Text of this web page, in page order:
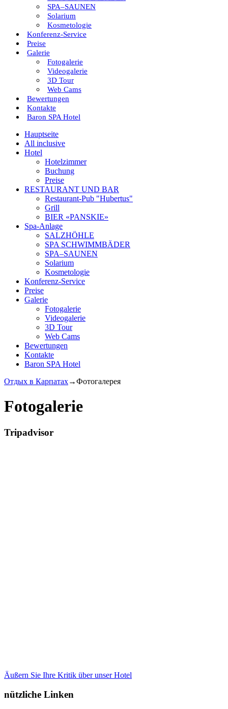
SPA–SAUNEN
Solarium
Kosmetologie
Konferenz-Service
Preise
Galerie
Fotogalerie
Videogalerie
3D Tour
Web Cams
Bewertungen
Kontakte
Baron SPA Hotel
Hauptseite
All inclusive
Hotel
Hotelzimmer
Buchung
Preise
RESTAURANT UND BAR
Restaurant-Pub "Hubertus"
Grill
BIER «PANSKIE»
Spa-Anlage
SALZHÖHLE
SPA SCHWIMMBÄDER
SPA–SAUNEN
Solarium
Kosmetologie
Konferenz-Service
Preise
Galerie
Fotogalerie
Videogalerie
3D Tour
Web Cams
Bewertungen
Kontakte
Baron SPA Hotel
Отдых в Карпатах→Фотогалерея
Fotogalerie
Tripadvisor
Äußern Sie Ihre Kritik über unser Hotel
nützliche Linken